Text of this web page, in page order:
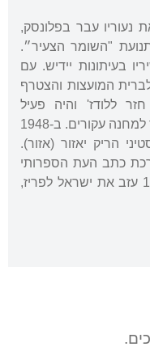
נעוריו עבר בפלונסק,
"השומר הצעיר״.
בעיתונות יידיש. עם
המועצות והצטרף
ללודז' והיה פעיל
בהקמת בתי ספר יהודיים. משם עבר למחנה עקורים. ב-1948
הריק יאזור (אזור).
כמזכיר מערכת כתב העת הספרותי
החשוב ""די גאָלדענע קייט"". ב-1961 עזב את ישראל לפריז,